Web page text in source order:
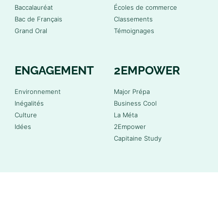
Baccalauréat
Bac de Français
Grand Oral
Écoles de commerce
Classements
Témoignages
ENGAGEMENT
Environnement
Inégalités
Culture
Idées
2EMPOWER
Major Prépa
Business Cool
La Méta
2Empower
Capitaine Study